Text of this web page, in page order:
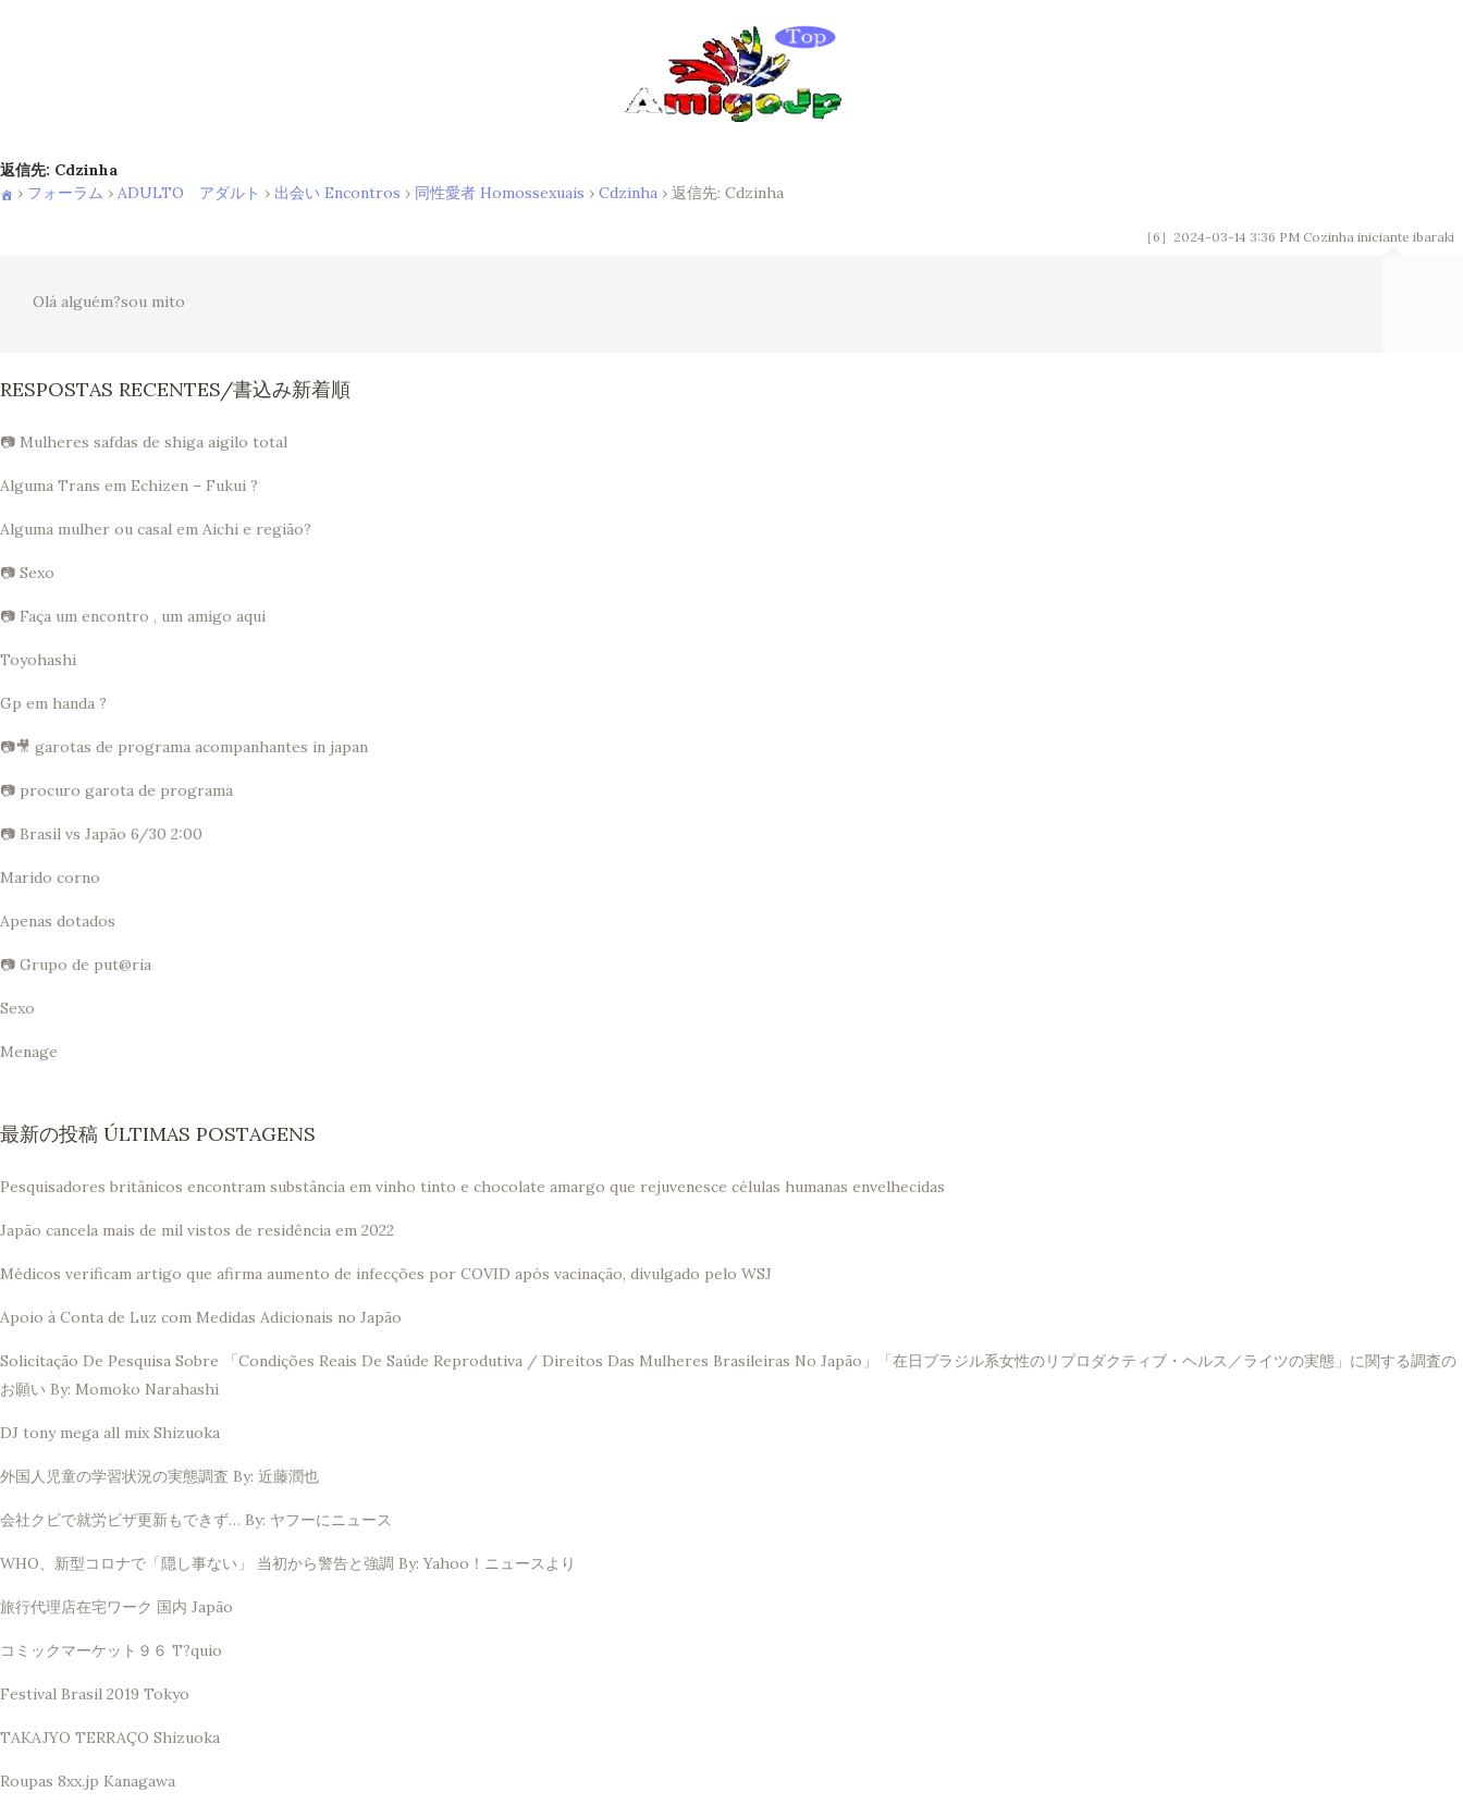
返信先: Cdzinha
› フォーラム › ADULTO アダルト › 出会い Encontros › 同性愛者 Homossexuais › Cdzinha › 返信先: Cdzinha
［6］2024-03-14 3:36 PM Cozinha iniciante ibaraki
Olá alguém?sou mito
RESPOSTAS RECENTES/書込み新着順
📷 Mulheres safdas de shiga aigilo total
Alguma Trans em Echizen – Fukui ?
Alguma mulher ou casal em Aichi e região?
📷 Sexo
📷 Faça um encontro , um amigo aqui
Toyohashi
Gp em handa ?
📷🎥 garotas de programa acompanhantes in japan
📷 procuro garota de programa
📷 Brasil vs Japão 6/30 2:00
Marido corno
Apenas dotados
📷 Grupo de put@ria
Sexo
Menage
最新の投稿 ÚLTIMAS POSTAGENS
Pesquisadores britânicos encontram substância em vinho tinto e chocolate amargo que rejuvenesce células humanas envelhecidas
Japão cancela mais de mil vistos de residência em 2022
Médicos verificam artigo que afirma aumento de infecções por COVID após vacinação, divulgado pelo WSJ
Apoio à Conta de Luz com Medidas Adicionais no Japão
Solicitação De Pesquisa Sobre 「Condições Reais De Saúde Reprodutiva / Direitos Das Mulheres Brasileiras No Japão」「在日ブラジル系女性のリプロダクティブ・ヘルス／ライツの実態」に関する調査の
お願い By: Momoko Narahashi
DJ tony mega all mix Shizuoka
外国人児童の学習状況の実態調査 By: 近藤潤也
会社クビで就労ビザ更新もできず… By: ヤフーにニュース
WHO、新型コロナで「隠し事ない」 当初から警告と強調 By: Yahoo！ニュースより
旅行代理店在宅ワーク 国内 Japão
コミックマーケット９６ T?quio
Festival Brasil 2019 Tokyo
TAKAJYO TERRAÇO Shizuoka
Roupas 8xx.jp Kanagawa